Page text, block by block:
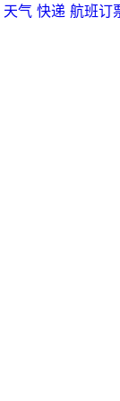
天气 快递 航班订